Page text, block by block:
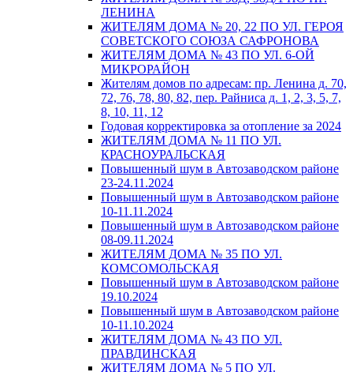
ЛЕНИНА
ЖИТЕЛЯМ ДОМА № 20, 22 ПО УЛ. ГЕРОЯ
СОВЕТСКОГО СОЮЗА САФРОНОВА
ЖИТЕЛЯМ ДОМА № 43 ПО УЛ. 6-ОЙ
МИКРОРАЙОН
Жителям домов по адресам: пр. Ленина д. 70,
72, 76, 78, 80, 82, пер. Райниса д. 1, 2, 3, 5, 7,
8, 10, 11, 12
Годовая корректировка за отопление за 2024
ЖИТЕЛЯМ ДОМА № 11 ПО УЛ.
КРАСНОУРАЛЬСКАЯ
Повышенный шум в Автозаводском районе
23-24.11.2024
Повышенный шум в Автозаводском районе
10-11.11.2024
Повышенный шум в Автозаводском районе
08-09.11.2024
ЖИТЕЛЯМ ДОМА № 35 ПО УЛ.
КОМСОМОЛЬСКАЯ
Повышенный шум в Автозаводском районе
19.10.2024
Повышенный шум в Автозаводском районе
10-11.10.2024
ЖИТЕЛЯМ ДОМА № 43 ПО УЛ.
ПРАВДИНСКАЯ
ЖИТЕЛЯМ ДОМА № 5 ПО УЛ.